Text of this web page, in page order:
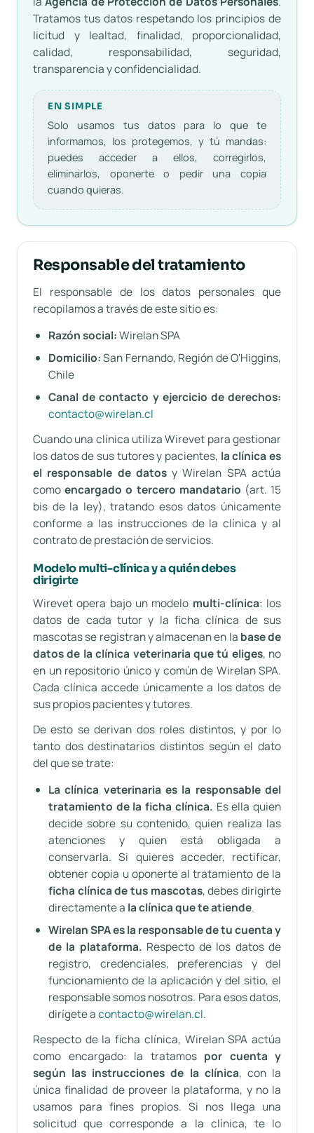
Tratamos tus datos respetando los principios de
licitud y lealtad, finalidad, proporcionalidad,
calidad, responsabilidad, seguridad,
transparencia y confidencialidad.
EN SIMPLE
Solo usamos tus datos para lo que te
informamos, los protegemos, y tú mandas:
puedes acceder a ellos, corregirlos,
eliminarlos, oponerte o pedir una copia
cuando quieras.
Responsable del tratamiento
El responsable de los datos personales que
recopilamos a través de este sitio es:
Razón social:Wirelan SPA
Domicilio:San Fernando, Región de O'Higgins,
Chile
Canal de contacto y ejercicio de derechos:
contacto@wirelan.cl
Cuando una clínica utiliza Wirevet para gestionar
los datos de sus tutores y pacientes, la clínica es
el responsable de datosy Wirelan SPA actúa
comoencargado o tercero mandatario (art. 15
bis de la ley), tratando esos datos únicamente
conforme a las instrucciones de la clínica y al
contrato de prestación de servicios.
Modelo multi-clínica y a quién debes
dirigirte
Wirevet opera bajo un modelo multi-clínica: los
datos de cada tutor y la ficha clínica de sus
mascotas se registran y almacenan en la base de
datos de la clínica veterinaria que tú eliges, no
en un repositorio único y común de Wirelan SPA.
Cada clínica accede únicamente a los datos de
sus propios pacientes y tutores.
De esto se derivan dos roles distintos, y por lo
tanto dos destinatarios distintos según el dato
del que se trate:
La clínica veterinaria es la responsable del
tratamiento de la ficha clínica. Es ella quien
decide sobre su contenido, quien realiza las
atenciones y quien está obligada a
conservarla. Si quieres acceder, rectificar,
obtener copia u oponerte al tratamiento de la
ficha clínica de tus mascotas, debes dirigirte
directamente a la clínica que te atiende.
Wirelan SPA es la responsable de tu cuenta y
de la plataforma. Respecto de los datos de
registro, credenciales, preferencias y del
funcionamiento de la aplicación y del sitio, el
responsable somos nosotros. Para esos datos,
dirígete acontacto@wirelan.cl.
Respecto de la ficha clínica, Wirelan SPA actúa
como encargado: la tratamos por cuenta y
según las instrucciones de la clínica, con la
única finalidad de proveer la plataforma, y no la
usamos para fines propios. Si nos llega una
solicitud que corresponde a la clínica, te lo